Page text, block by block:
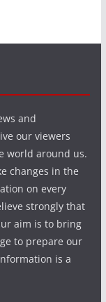
and
our viewers
world around us.
changes in the
on every
strongly that
aim is to bring
to prepare our
is a